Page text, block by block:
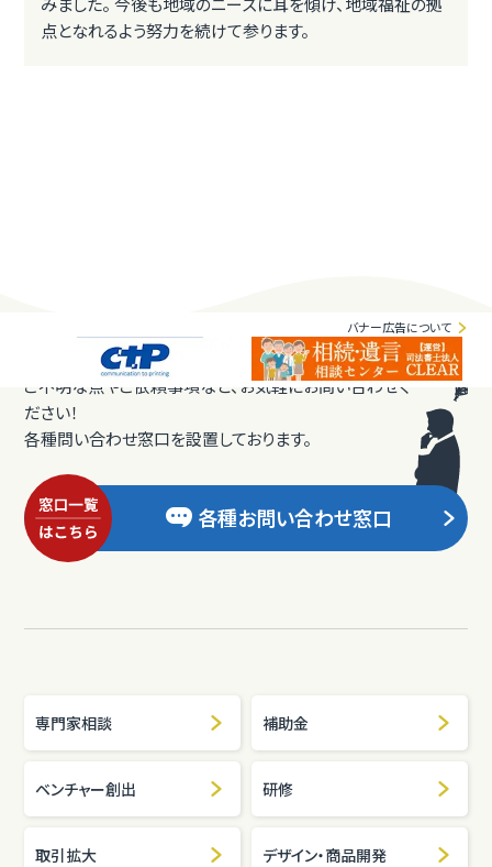
点となれるよう努力を続けて参ります。
バナー広告について
ご不明な点やご依頼事項など、お気軽にお問い合わせく
ださい！
各種問い合わせ窓口を設置しております。
各種お問い合わせ窓口
専門家相談 補助金
ベンチャー創出 研修
取引拡大 デザイン・商品開発